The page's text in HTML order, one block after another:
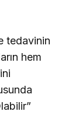
tedavinin
hem